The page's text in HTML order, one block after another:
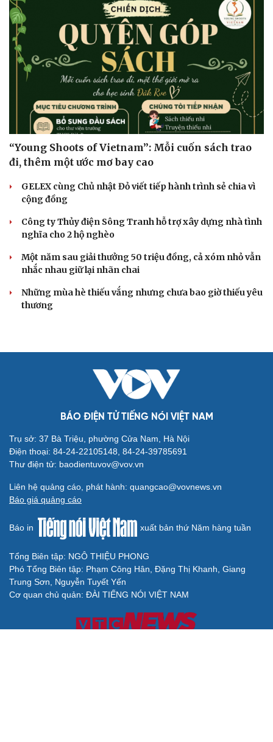
“Young Shoots of Vietnam”: Mỗi cuốn sách trao
đi, thêm một ước mơ bay cao
GELEX cùng Chủ nhật Đỏ viết tiếp hành trình sẻ chia vì
cộng đồng
Công ty Thủy điện Sông Tranh hỗ trợ xây dựng nhà tình
nghĩa cho 2 hộ nghèo
Một năm sau giải thưởng 50 triệu đồng, cả xóm nhỏ vẫn
nhắc nhau giữ lại nhãn chai
Những mùa hè thiếu vắng nhưng chưa bao giờ thiếu yêu
thương
BÁO ĐIỆN TỬ TIẾNG NÓI VIỆT NAM
Trụ sở: 37 Bà Triệu, phường Cửa Nam, Hà Nội
Điện thoại: 84-24-22105148, 84-24-39785691
Thư điện tử: baodientuvov@vov.vn
Liên hệ quảng cáo, phát hành: quangcao@vovnews.vn
Báo giá quảng cáo
Báo in xuất bản thứ Năm hàng tuần
Tổng Biên tập: NGÔ THIỆU PHONG
Phó Tổng Biên tập: Phạm Công Hân, Đặng Thị Khanh, Giang
Trung Sơn, Nguyễn Tuyết Yến
Cơ quan chủ quản: ĐÀI TIẾNG NÓI VIỆT NAM